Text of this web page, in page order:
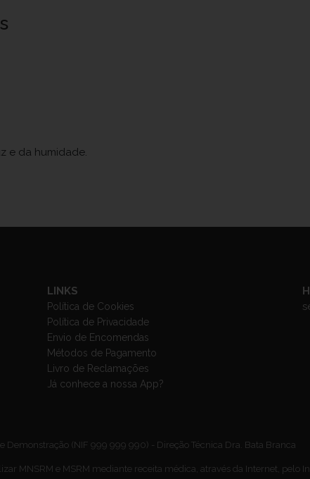
e da humidade.
LINKS
Política de Cookies
Política de Privacidade
Envio de Encomendas
Métodos de Pagamento
Livro de Reclamações
Já conhece a nossa App?
Demonstração (NIF 999 999 990) - Direção Técnica Dra. Bata Branca
MNSRM e MSRM mediante receita médica, através da Internet, pelo